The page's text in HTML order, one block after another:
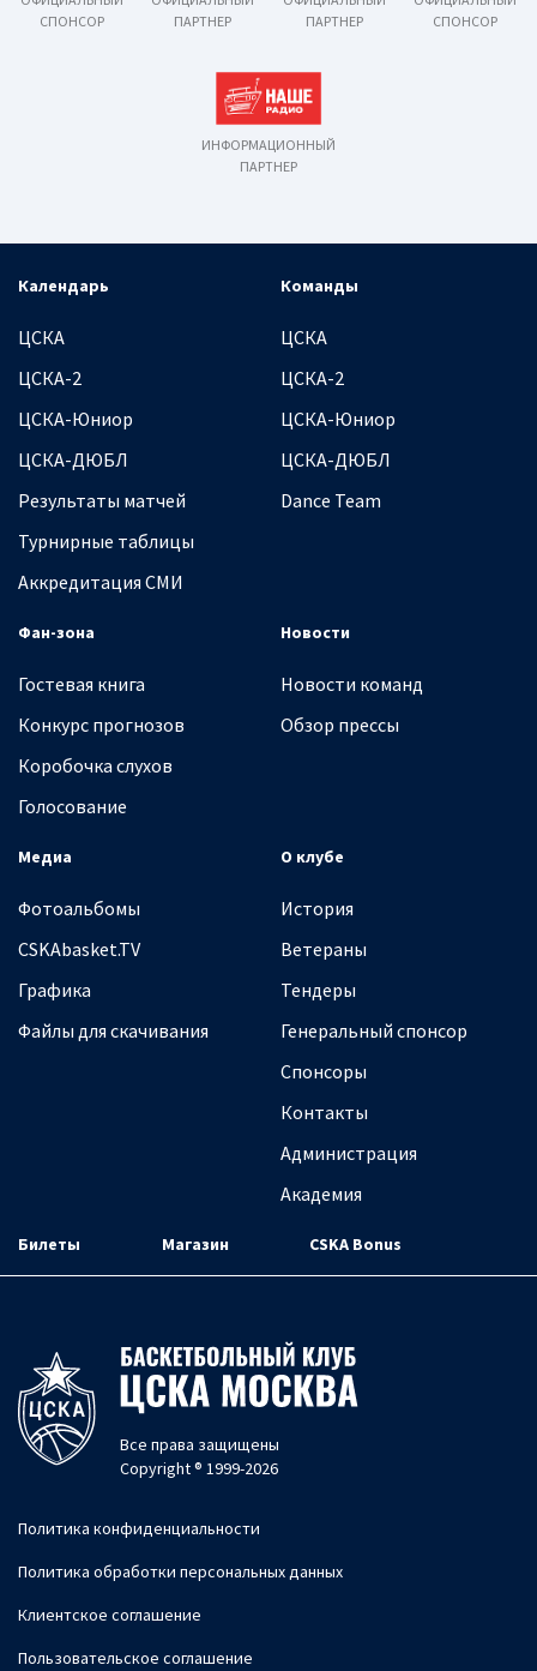
СПОНСОР
ПАРТНЕР
ПАРТНЕР
СПОНСОР
ИНФОРМАЦИОННЫЙ
ПАРТНЕР
Календарь
ЦСКА
ЦСКА-2
ЦСКА-Юниор
ЦСКА-ДЮБЛ
Результаты матчей
Турнирные таблицы
Аккредитация СМИ
Команды
ЦСКА
ЦСКА-2
ЦСКА-Юниор
ЦСКА-ДЮБЛ
Dance Team
Фан-зона
Гостевая книга
Конкурс прогнозов
Коробочка слухов
Голосование
Новости
Новости команд
Обзор прессы
Медиа
Фотоальбомы
CSKAbasket.TV
Графика
Файлы для скачивания
О клубе
История
Ветераны
Тендеры
Генеральный спонсор
Спонсоры
Контакты
Администрация
Академия
Билеты Магазин CSKA Bonus
Все права защищены
Copyright ® 1999-2026
Политика конфиденциальности
Политика обработки персональных данных
Клиентское соглашение
Пользовательское соглашение